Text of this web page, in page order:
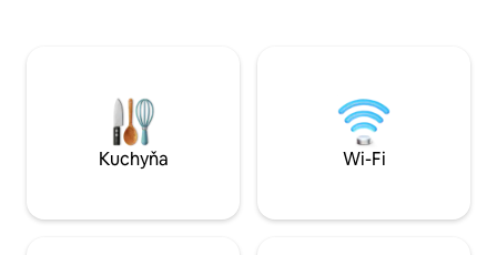
postele s pružinovou základňou zaisťujú
optimálny komfort spánku
možností.
WLAN na
sauny. Vonku sa
auto a komora.
Kuchyňa Wi-Fi